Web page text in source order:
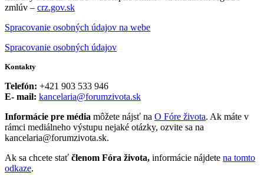
zmlúv – crz.gov.sk
Spracovanie osobných údajov na webe
Spracovanie osobných údajov
Kontakty
Telefón: +421 903 533 946
E- mail: kancelaria@forumzivota.sk
Informácie pre média môžete nájsť na O Fóre života. Ak máte v
rámci mediálneho výstupu nejaké otázky, ozvite sa na
kancelaria@forumzivota.sk.
Ak sa chcete stať členom Fóra života, informácie nájdete na tomto
odkaze.